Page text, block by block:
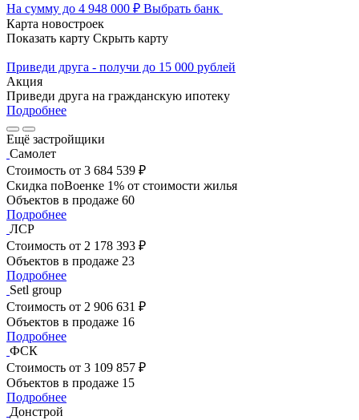
На сумму до 4 948 000 ₽ Выбрать банк
Карта новостроек
Показать карту Скрыть карту
Приведи друга - получи до 15 000 рублей
Акция
Приведи друга на гражданскую ипотеку
Подробнее
Ещё застройщики
Самолет
Стоимость от 3 684 539 ₽
Скидка поВоенке 1% от стоимости жилья
Объектов в продаже 60
Подробнее
ЛСР
Стоимость от 2 178 393 ₽
Объектов в продаже 23
Подробнее
Setl group
Стоимость от 2 906 631 ₽
Объектов в продаже 16
Подробнее
ФСК
Стоимость от 3 109 857 ₽
Объектов в продаже 15
Подробнее
Донстрой